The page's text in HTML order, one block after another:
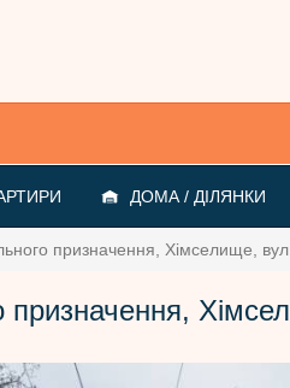
ДОМА / ДІЛЯНКИ
призначення, Хімселище,
призначення,